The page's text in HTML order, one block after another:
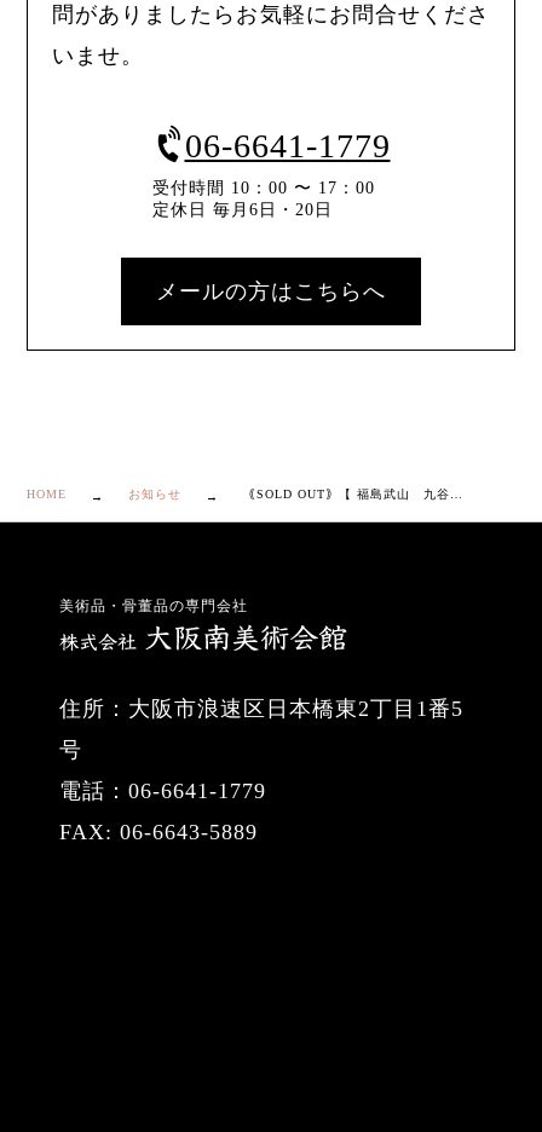
問がありましたらお気軽にお問合せくださ
いませ。
06-6641-1779
受付時間 10：00 〜 17：00
定休日 毎月6日・20日
メールの方はこちらへ
HOME お知らせ
美術品・骨董品の専門会社
住所：大阪市浪速区日本橋東2丁目1番5
号
電話：06-6641-1779
FAX: 06-6643-5889